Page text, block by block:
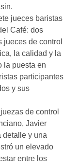
jueces baristas
Café: dos
jueces de control
la calidad y la
la puesta en
participantes
y sus
de control
Javier
detalle y una
un elevado
entre los